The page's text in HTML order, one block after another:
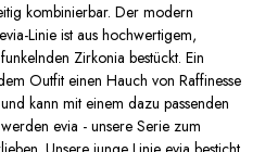
kombinierbar. Der modern
Linie ist aus hochwertigem,
Zirkonia bestückt. Ein
Outfit einen Hauch von Raffinesse
kann mit einem dazu passenden
evia - unsere Serie zum